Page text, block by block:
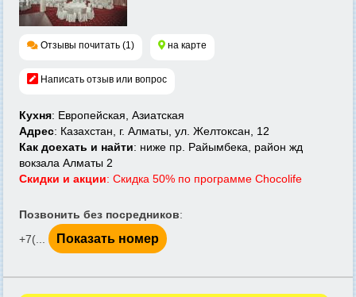
Отзывы почитать (1) на карте
Написать отзыв или вопрос
Кухня: Европейская, Азиатская
Адрес: Казахстан, г. Алматы, ул. Желтоксан, 12
Как доехать и найти: ниже пр. Райымбека, район жд
вокзала Алматы 2
Скидки и акции: Скидка 50% по программе Chocolife
Позвонить без посредников:
+7(...
Показать номер